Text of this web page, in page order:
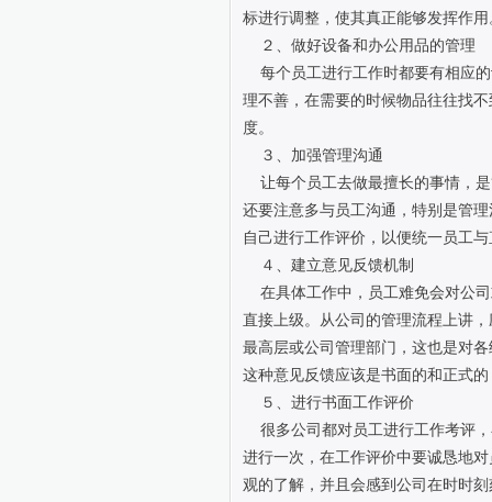
标进行调整，使其真正能够发挥作用
２、做好设备和办公用品的管理
每个员工进行工作时都要有相应
理不善，在需要的时候物品往往找
度。
３、加强管理沟通
让每个员工去做最擅长的事情，
还要注意多与员工沟通，特别是管
自己进行工作评价，以便统一员工
４、建立意见反馈机制
在具体工作中，员工难免会对公
直接上级。从公司的管理流程上讲
最高层或公司管理部门，这也是对
这种意见反馈应该是书面的和正式
５、进行书面工作评价
很多公司都对员工进行工作考评
进行一次，在工作评价中要诚恳地
观的了解，并且会感到公司在时时